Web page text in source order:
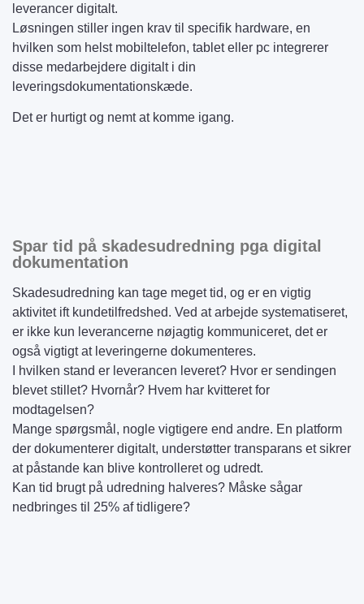
leverancer digitalt.
Løsningen stiller ingen krav til specifik hardware, en
hvilken som helst mobiltelefon, tablet eller pc integrerer
disse medarbejdere digitalt i din
leveringsdokumentationskæde.
Det er hurtigt og nemt at komme igang.
Spar tid på skadesudredning pga digital
dokumentation
Skadesudredning kan tage meget tid, og er en vigtig
aktivitet ift kundetilfredshed. Ved at arbejde systematiseret,
er ikke kun leverancerne nøjagtig kommuniceret, det er
også vigtigt at leveringerne dokumenteres.
I hvilken stand er leverancen leveret? Hvor er sendingen
blevet stillet? Hvornår? Hvem har kvitteret for
modtagelsen?
Mange spørgsmål, nogle vigtigere end andre. En platform
der dokumenterer digitalt, understøtter transparans et sikrer
at påstande kan blive kontrolleret og udredt.
Kan tid brugt på udredning halveres? Måske sågar
nedbringes til 25% af tidligere?